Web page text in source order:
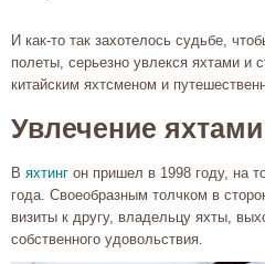
И как-то так захотелось судьбе,
полеты, серьезно увлекся яхтами и
китайским яхтсменом и
Увлечение яхтами
В яхтинг он пришел в 1998 году, на
года. Своеобразным толчком в
визиты к другу, владельцу яхты,
собственного удовольствия.